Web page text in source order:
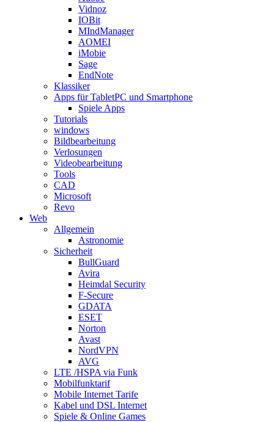
Vidnoz
IOBit
MIndManager
AOMEI
iMobie
Sage
EndNote
Klassiker
Apps für TabletPC und Smartphone
Spiele Apps
Tutorials
windows
Bildbearbeitung
Verlosungen
Videobearbeitung
Tools
CAD
Microsoft
Revo
Web
Allgemein
Astronomie
Sicherheit
BullGuard
Avira
Heimdal Security
F-Secure
GDATA
ESET
Norton
Avast
NordVPN
AVG
LTE /HSPA via Funk
Mobilfunktarif
Mobile Internet Tarife
Kabel und DSL Internet
Spiele & Online Games